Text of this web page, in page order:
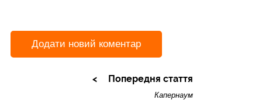
Додати новий коментар
Попередня стаття
Капернаум